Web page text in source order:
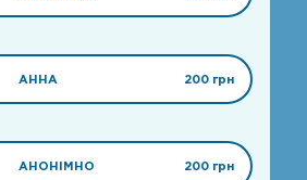
АННА 200 грн
АНОНІМНО 200 грн